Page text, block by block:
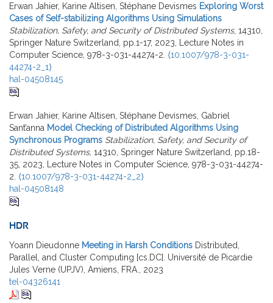
Erwan Jahier, Karine Altisen, Stéphane Devismes Exploring Worst
Cases of Self-stabilizing Algorithms Using Simulations
Stabilization, Safety, and Security of Distributed Systems, 14310,
Springer Nature Switzerland, pp.1-17, 2023, Lecture Notes in
Computer Science, 978-3-031-44274-2. ⟨10.1007/978-3-031-
44274-2_1⟩
hal-04508145
Erwan Jahier, Karine Altisen, Stéphane Devismes, Gabriel
Sant’anna Model Checking of Distributed Algorithms Using
Synchronous Programs Stabilization, Safety, and Security of
Distributed Systems, 14310, Springer Nature Switzerland, pp.18-
35, 2023, Lecture Notes in Computer Science, 978-3-031-44274-
2. ⟨10.1007/978-3-031-44274-2_2⟩
hal-04508148
HDR
Yoann Dieudonne Meeting in Harsh Conditions Distributed,
Parallel, and Cluster Computing [cs.DC]. Université de Picardie
Jules Verne (UPJV), Amiens, FRA., 2023
tel-04326141